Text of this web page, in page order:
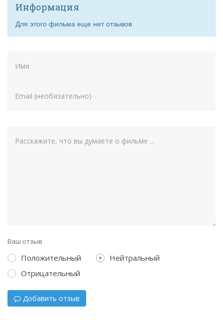
Информация
Для этого фильма еще нет отзывов
Ваш отзыв
Положительный
Нейтральный
Отрицательный
Добавить отзыв